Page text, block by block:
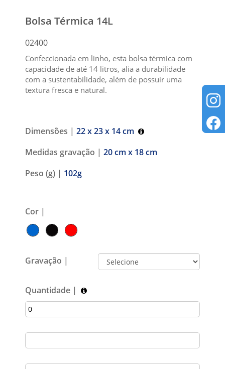
Bolsa Térmica 14L
02400
Confeccionada em linho, esta bolsa térmica com
capacidade de até 14 litros, alia a durabilidade
com a sustentabilidade, além de possuir uma
textura fresca e natural.
Dimensões | 22 x 23 x 14 cm
Medidas gravação | 20 cm x 18 cm
Peso (g) | 102g
Cor |
Gravação |
Quantidade |